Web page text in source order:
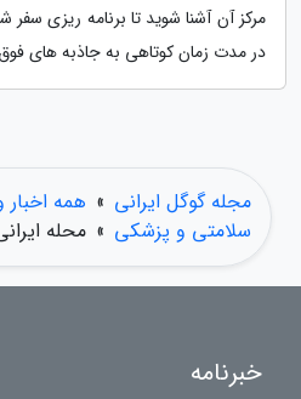
مرکز آن آشنا شوید تا برنامه ریزی سفر
در مدت زمان کوتاهی به جاذبه های فوق
مجله گوگل ایرانی » همه اخبار
سلامتی و پزشکی » محله ایرانی
خبرنامه